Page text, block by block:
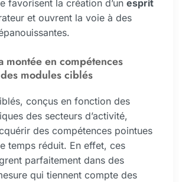
favorisent la création d’un esprit
et ouvrent la voie à des
montée en compétences
modules ciblés
conçus en fonction des
des secteurs d’activité,
des compétences pointues
temps réduit. En effet, ces
parfaitement dans des
qui tiennent compte des